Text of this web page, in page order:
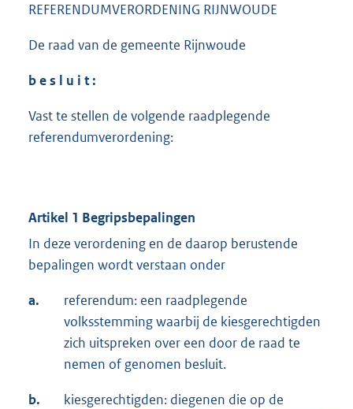
REFERENDUMVERORDENING RIJNWOUDE
De raad van de gemeente Rijnwoude
b e s l u i t :
Vast te stellen de volgende raadplegende
referendumverordening:
Artikel 1 Begripsbepalingen
In deze verordening en de daarop berustende
bepalingen wordt verstaan onder
a.
referendum: een raadplegende
volksstemming waarbij de kiesgerechtigden
zich uitspreken over een door de raad te
nemen of genomen besluit.
b.
kiesgerechtigden: diegenen die op de